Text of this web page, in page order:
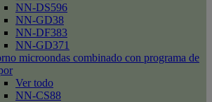
NN-DS596
NN-GD38
NN-DF383
NN-GD371
microondas combinado con programa de
Ver todo
NN-CS88